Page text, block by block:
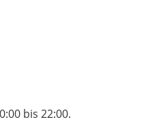
bis 22:00.